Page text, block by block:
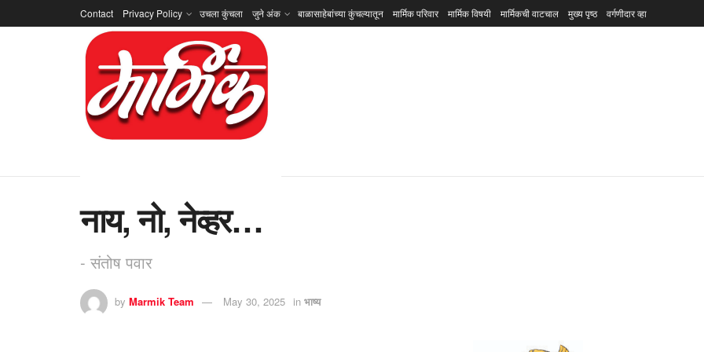
Contact Privacy Policy उचला कुंचला जुने अंक बाळासाहेबांच्या कुंचल्यातून मार्मिक परिवार मार्मिक विषयी मार्मिकची वाटचाल मुख्य पृष्ठ वर्गणीदार व्हा
नाय, नो, नेव्हर…
- संतोष पवार
by Marmik Team May 30, 2025 in भाष्य